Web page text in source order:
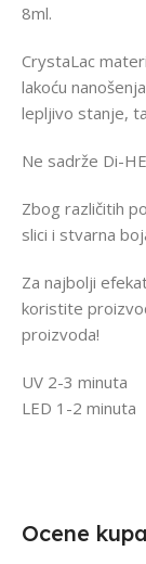
8ml.
CrystaLac
lakoću
lepljivo stanje,
Ne sadrže Di-
Zbog različitih
slici i stvarna
Za najbolji
koristite
proizvoda!
UV 2-3 minuta
LED 1-2 minuta
Ocene